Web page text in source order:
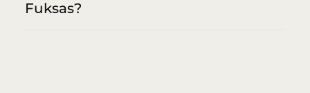
Fuksas?